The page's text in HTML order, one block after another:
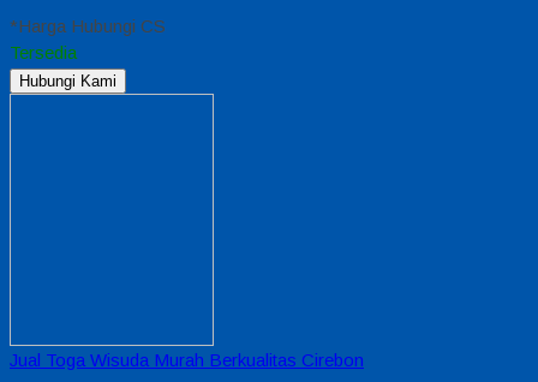
*Harga Hubungi CS
Tersedia
Hubungi Kami
Jual Toga Wisuda Murah Berkualitas Cirebon